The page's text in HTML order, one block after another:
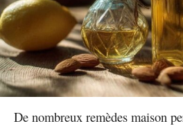
De nombreux remèdes maison